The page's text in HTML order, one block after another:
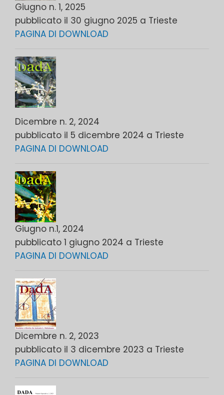
Giugno n. 1, 2025
pubblicato il 30 giugno 2025 a Trieste
PAGINA DI DOWNLOAD
Dicembre n. 2, 2024
pubblicato il 5 dicembre 2024 a Trieste
PAGINA DI DOWNLOAD
Giugno n.1, 2024
pubblicato 1 giugno 2024 a Trieste
PAGINA DI DOWNLOAD
Dicembre n. 2, 2023
pubblicato il 3 dicembre 2023 a Trieste
PAGINA DI DOWNLOAD